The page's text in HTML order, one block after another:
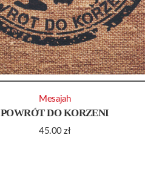
POWRÓT DO KORZENI
45.00zł
Mesajah